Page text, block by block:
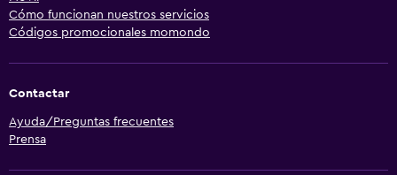
Cómo funcionan nuestros servicios
Códigos promocionales momondo
Contactar
Ayuda/Preguntas frecuentes
Prensa